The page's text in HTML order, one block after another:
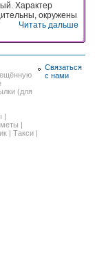
Характер
окружены
Читать дальше
(для
|
|
| Такси |
Связаться
с нами